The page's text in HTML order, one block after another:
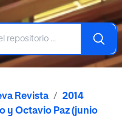
Revista
2014
y Octavio Paz (junio